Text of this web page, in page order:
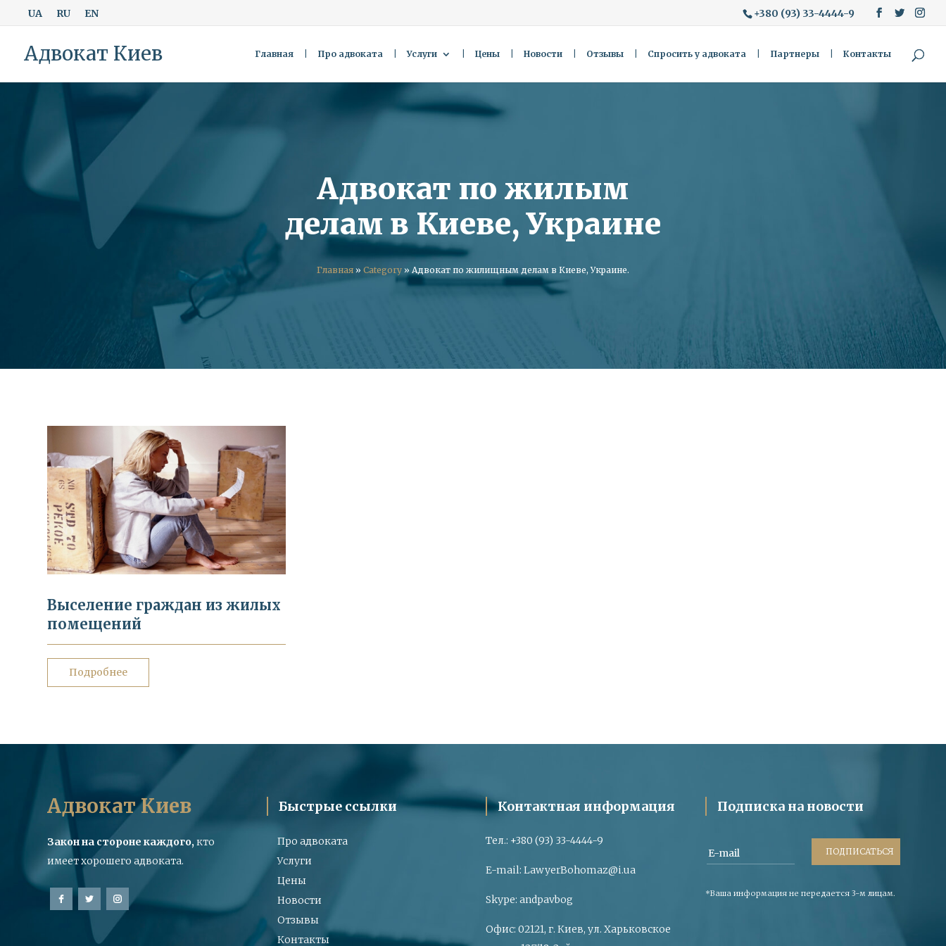
UA RU EN +380 (93) 33-4444-9
Адвокат Киев Главная Про адвоката Услуги Цены Новости Отзывы Спросить у адвоката Партнеры Контакты
Адвокат по жилым
делам в Киеве, Украине
Главная » Category » Адвокат по жилищным делам в Киеве, Украине.
Выселение граждан из жилых
помещений
Подробнее
Адвокат Киев
Закон на стороне каждого, кто
имеет хорошего адвоката.
Быстрые ссылки
Про адвоката
Услуги
Цены
Новости
Отзывы
Контакты
Контактная информация
Тел.: +380 (93) 33-4444-9
E-mail:LawyerBohomaz@i.ua
Skype:andpavbog
Офис:02121, г. Киев, ул. Харьковское
Подписка на новости
E-mail ПОДПИСАТЬСЯ
*Ваша информация не передается 3-м лицам.